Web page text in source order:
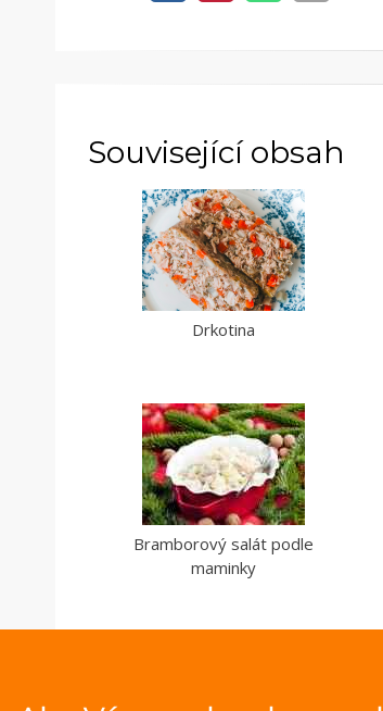
Související obsah
Drkotina
Bramborový salát podle
maminky